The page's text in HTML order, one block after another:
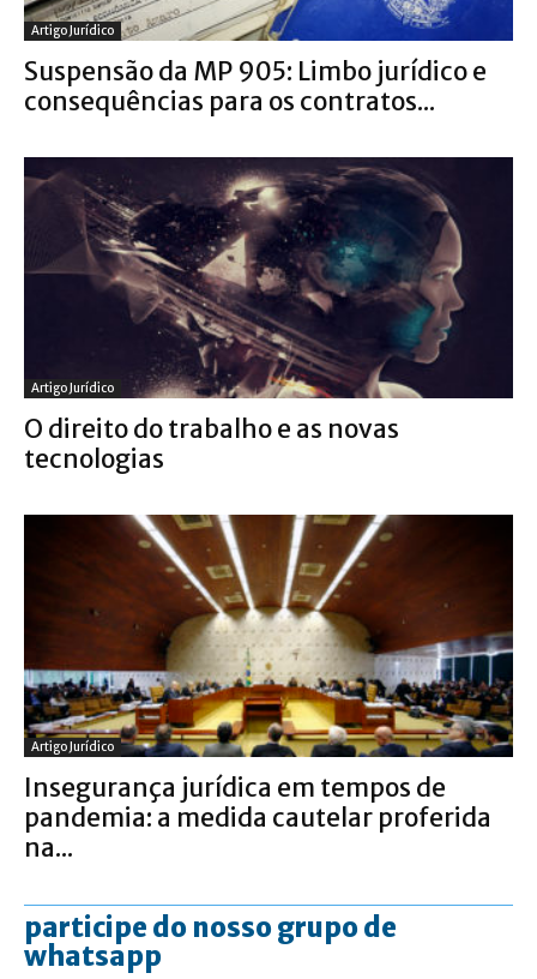
Artigo Jurídico
Suspensão da MP 905: Limbo jurídico e
consequências para os contratos...
Artigo Jurídico
O direito do trabalho e as novas
tecnologias
Artigo Jurídico
Insegurança jurídica em tempos de
pandemia: a medida cautelar proferida
na...
participe do nosso grupo de
whatsapp